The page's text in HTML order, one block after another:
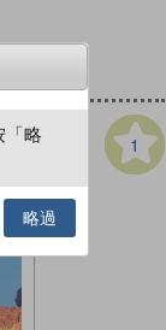
1
「略
略過